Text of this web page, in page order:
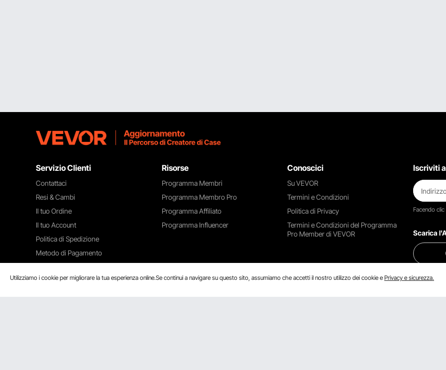
Servizio Clienti
Contattaci
Resi & Cambi
Il tuo Ordine
Il tuo Account
Politica di Spedizione
Metodo di Pagamento
Risorse
Programma Membri
Programma Membro Pro
Programma Affiliato
Programma Influencer
Conoscici
Su VEVOR
Termini e Condizioni
Politica di Privacy
Termini e Condizioni del Programma
Pro Member di VEVOR
Iscriviti
Facendo
Scarica
Trovaci su
Utilizziamo i cookie per migliorare la tua esperienza online.Se continui a navigare su questo sito, assumiamo che accetti il ​​nostro utilizzo dei cookie e Privacy e sicurezza.